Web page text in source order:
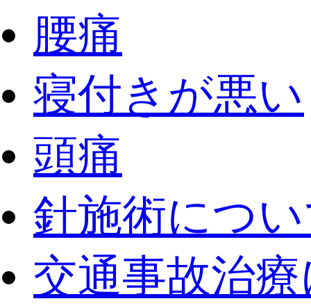
腰痛
寝付きが悪い
頭痛
針施術につ
交通事故治